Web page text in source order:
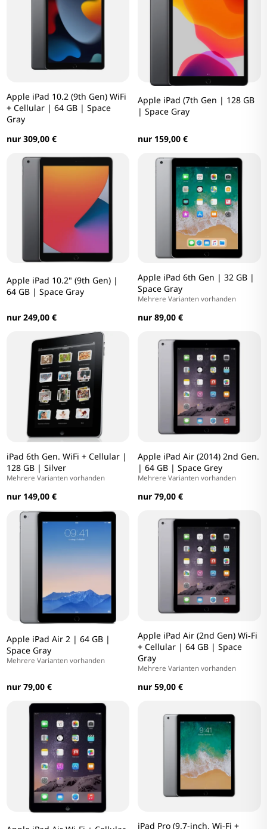
Apple iPad 10.2 (9th Gen) WiFi
+ Cellular | 64 GB | Space
Gray
nur 309,00 €
Apple iPad (7th Gen | 128 GB
| Space Gray
nur 159,00 €
Apple iPad 10.2" (9th Gen) |
64 GB | Space Gray
nur 249,00 €
Apple iPad 6th Gen | 32 GB |
Space Gray
Mehrere Varianten vorhanden
nur 89,00 €
iPad 6th Gen. WiFi + Cellular |
128 GB | Silver
Mehrere Varianten vorhanden
nur 149,00 €
Apple iPad Air (2014) 2nd Gen.
| 64 GB | Space Grey
Mehrere Varianten vorhanden
nur 79,00 €
Apple iPad Air 2 | 64 GB |
Space Gray
Mehrere Varianten vorhanden
nur 79,00 €
Apple iPad Air (2nd Gen) Wi‑Fi
+ Cellular | 64 GB | Space
Gray
Mehrere Varianten vorhanden
nur 59,00 €
iPad Pro (9.7-inch, Wi-Fi +